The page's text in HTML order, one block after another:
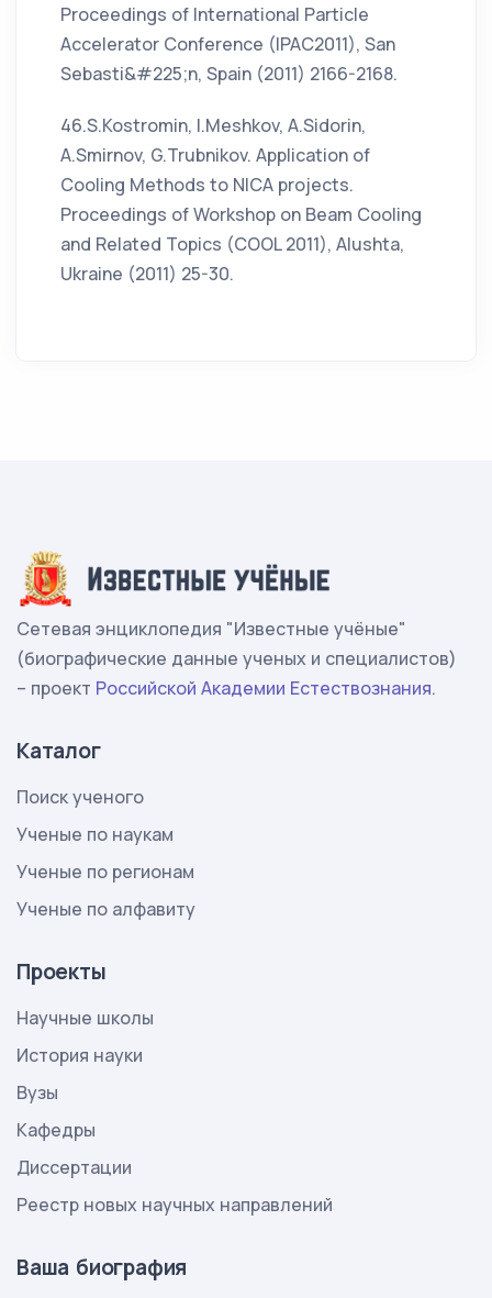
Proceedings of International Particle
Accelerator Conference (IPAC2011), San
Sebasti&#225;n, Spain (2011) 2166-2168.
46.S.Kostromin, I.Meshkov, A.Sidorin,
A.Smirnov, G.Trubnikov. Application of
Cooling Methods to NICA projects.
Proceedings of Workshop on Beam Cooling
and Related Topics (COOL 2011), Alushta,
Ukraine (2011) 25-30.
Сетевая энциклопедия "Известные учёные"
(биографические данные ученых и специалистов)
– проект Российской Академии Естествознания.
Каталог
Поиск ученого
Ученые по наукам
Ученые по регионам
Ученые по алфавиту
Проекты
Научные школы
История науки
Вузы
Кафедры
Диссертации
Реестр новых научных направлений
Ваша биография